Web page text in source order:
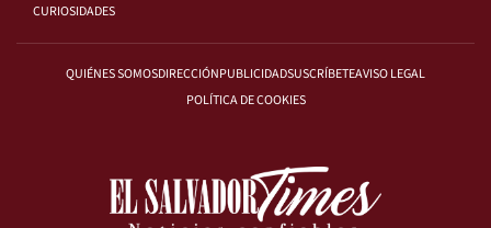
CURIOSIDADES
QUIÉNES SOMOSDIRECCIÓNPUBLICIDADSUSCRÍBETEAVISO LEGAL
POLÍTICA DE COOKIES